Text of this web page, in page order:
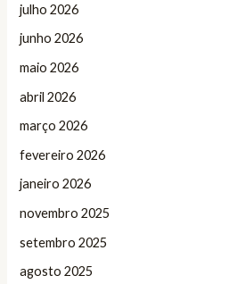
julho 2026
junho 2026
maio 2026
abril 2026
março 2026
fevereiro 2026
janeiro 2026
novembro 2025
setembro 2025
agosto 2025